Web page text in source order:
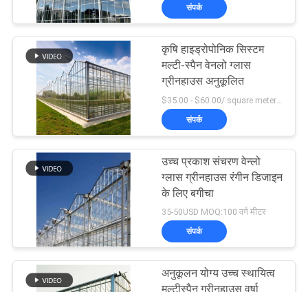
कारखाना
भ्रमण
गुणवत्ता
नियंत्रण
संपर्क
समाचार
साइट
पॉली कार्बोनेट ग्रीनहाउस
वाणिज्यिक ग्रीनहाउस
संपर्क
कृषि हाइड्रोपोनिक सिस्टम
मल्टी-स्पैन वेनलो ग्लास
ग्रीनहाउस अनुकूलित
संपर्क
उच्च प्रकाश संचरण वेन्लो
ग्लास ग्रीनहाउस रंगीन डिजाइन
के लिए बगीचा
35-50USD MOQ:100 वर्ग मीटर
संपर्क
अनुकूलन योग्य उच्च स्थायित्व